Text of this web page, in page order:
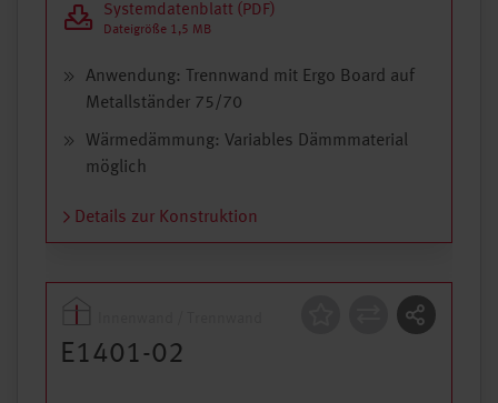
Systemdatenblatt (PDF)
Dateigröße 1,5 MB
Anwendung: Trennwand mit Ergo Board auf
Metallständer 75/70
Wärmedämmung: Variables Dämmmaterial
möglich
Details zur Konstruktion
Konstruktion
E1401-02